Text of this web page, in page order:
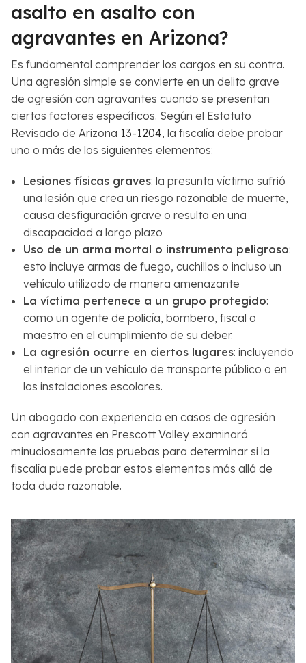
a
*
asalto en asalto con
agravantes en Arizona?
Es fundamental comprender los cargos en su contra.
Una agresión simple se convierte en un delito grave
de agresión con agravantes cuando se presentan
ciertos factores específicos. Según el Estatuto
Revisado de Arizona 13-1204, la fiscalía debe probar
uno o más de los siguientes elementos:
Lesiones físicas graves: la presunta víctima sufrió
una lesión que crea un riesgo razonable de muerte,
causa desfiguración grave o resulta en una
discapacidad a largo plazo
Uso de un arma mortal o instrumento peligroso:
esto incluye armas de fuego, cuchillos o incluso un
vehículo utilizado de manera amenazante
La víctima pertenece a un grupo protegido:
como un agente de policía, bombero, fiscal o
maestro en el cumplimiento de su deber.
La agresión ocurre en ciertos lugares: incluyendo
el interior de un vehículo de transporte público o en
las instalaciones escolares.
Un abogado con experiencia en casos de agresión
con agravantes en Prescott Valley examinará
minuciosamente las pruebas para determinar si la
fiscalía puede probar estos elementos más allá de
toda duda razonable.